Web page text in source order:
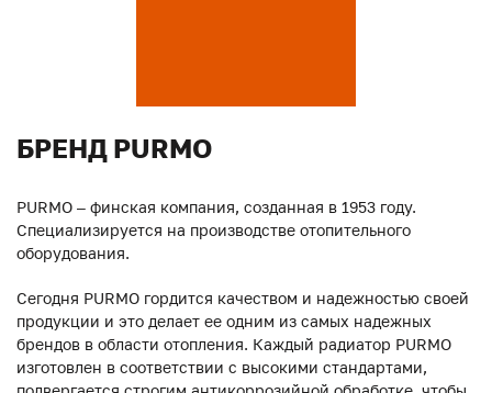
БРЕНД PURMO
PURMO – финская компания, созданная в 1953 году.
Специализируется на производстве отопительного
оборудования.
Сегодня PURMO гордится качеством и надежностью своей
продукции и это делает ее одним из самых надежных
брендов в области отопления. Каждый радиатор PURMO
изготовлен в соответствии с высокими стандартами,